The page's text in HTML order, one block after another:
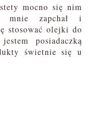
mocno się nim
mnie zapchał i
stosować olejki do
posiadaczką
świetnie się u